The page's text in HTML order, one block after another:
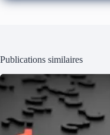
Publications similaires